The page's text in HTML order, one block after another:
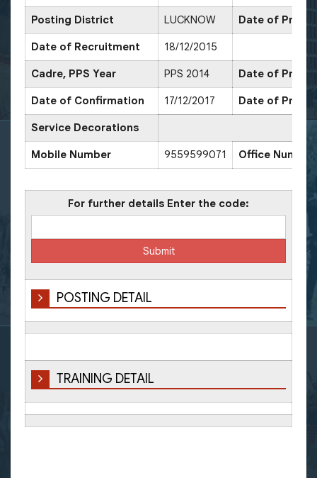
Posting District LUCKNOW Date of
Date of Recruitment 18/12/2015
Cadre, PPS Year PPS 2014 Date of
Date of Confirmation 17/12/2017 Date of
Service Decorations
Mobile Number 9559599071 Office Number
For further details Enter the code:
POSTING DETAIL
TRAINING DETAIL